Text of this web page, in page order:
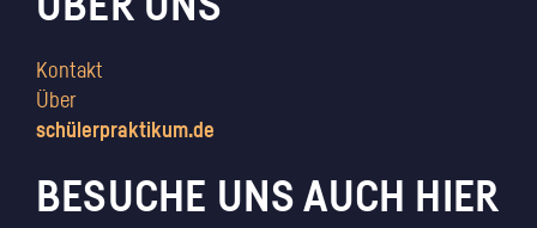
Kontakt
Über
schülerpraktikum.de
BESUCHE UNS AUCH HIER